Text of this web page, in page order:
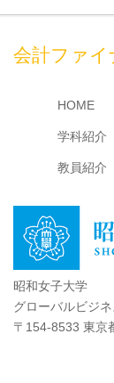
会計ファ
HOME
学科紹介
教員紹介
昭和女子大学
グローバルビジ
〒154-8533 東京